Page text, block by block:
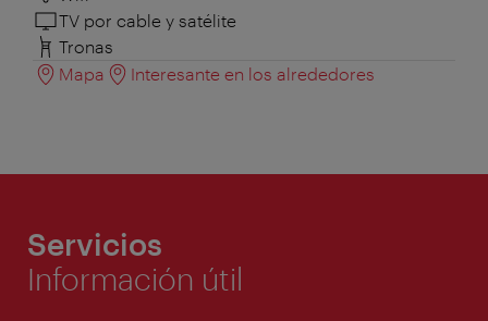
TV por cable y satélite
Tronas
Mapa
Interesante en los alrededores
Servicios
Información útil